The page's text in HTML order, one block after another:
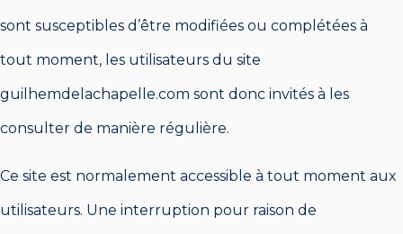
sont susceptibles d’être modifiées ou complétées à
tout moment, les utilisateurs du site
guilhemdelachapelle.com sont donc invités à les
consulter de manière régulière.
Ce site est normalement accessible à tout moment aux
utilisateurs. Une interruption pour raison de